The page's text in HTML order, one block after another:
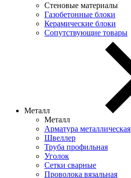
Стеновые материалы
Газобетонные блоки
Керамические блоки
Сопутствующие товары
Металл
Металл
Арматура металлическая
Швеллер
Труба профильная
Уголок
Сетки сварные
Проволока вязальная